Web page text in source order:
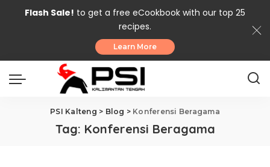
Flash Sale! to get a free eCookbook with our top 25
recipes.
Learn More
PSI Kalteng > Blog > Konferensi Beragama
Tag: Konferensi Beragama